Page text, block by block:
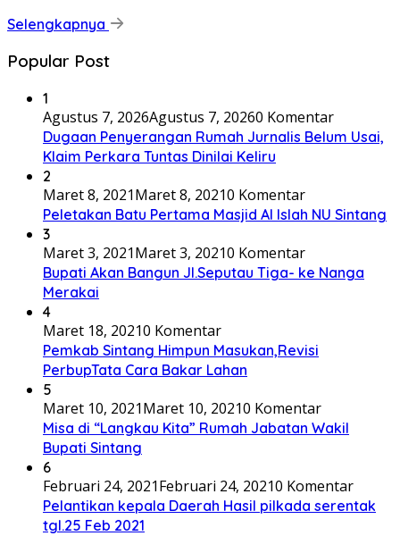
Selengkapnya
Popular Post
1
Agustus 7, 2026Agustus 7, 20260 Komentar
Dugaan Penyerangan Rumah Jurnalis Belum Usai,
Klaim Perkara Tuntas Dinilai Keliru
2
Maret 8, 2021Maret 8, 20210 Komentar
Peletakan Batu Pertama Masjid Al Islah NU Sintang
3
Maret 3, 2021Maret 3, 20210 Komentar
Bupati Akan Bangun Jl.Seputau Tiga- ke Nanga
Merakai
4
Maret 18, 20210 Komentar
Pemkab Sintang Himpun Masukan,Revisi
PerbupTata Cara Bakar Lahan
5
Maret 10, 2021Maret 10, 20210 Komentar
Misa di “Langkau Kita” Rumah Jabatan Wakil
Bupati Sintang
6
Februari 24, 2021Februari 24, 20210 Komentar
Pelantikan kepala Daerah Hasil pilkada serentak
tgl.25 Feb 2021